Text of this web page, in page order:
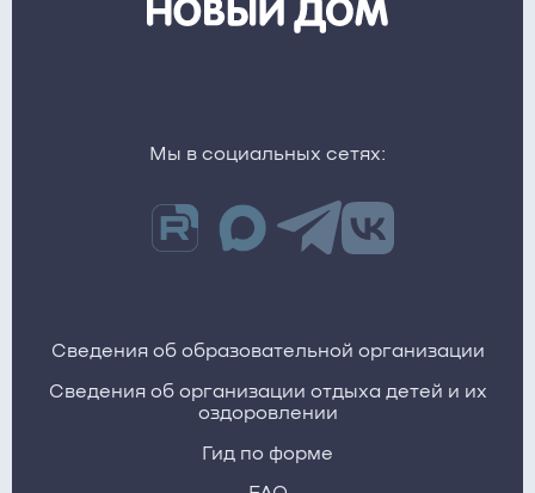
Мы в социальных сетях:
Сведения об образовательной организации
Сведения об организации отдыха детей и их
оздоровлении
Гид по форме